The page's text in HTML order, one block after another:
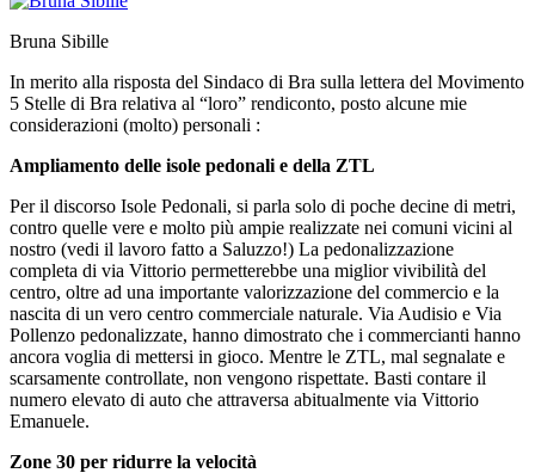
Bruna Sibille
In merito alla risposta del Sindaco di Bra sulla lettera del Movimento
5 Stelle di Bra relativa al “loro” rendiconto, posto alcune mie
considerazioni (molto) personali :
Ampliamento delle isole pedonali e della ZTL
Per il discorso Isole Pedonali, si parla solo di poche decine di metri,
contro quelle vere e molto più ampie realizzate nei comuni vicini al
nostro (vedi il lavoro fatto a Saluzzo!) La pedonalizzazione
completa di via Vittorio permetterebbe una miglior vivibilità del
centro, oltre ad una importante valorizzazione del commercio e la
nascita di un vero centro commerciale naturale. Via Audisio e Via
Pollenzo pedonalizzate, hanno dimostrato che i commercianti hanno
ancora voglia di mettersi in gioco. Mentre le ZTL, mal segnalate e
scarsamente controllate, non vengono rispettate. Basti contare il
numero elevato di auto che attraversa abitualmente via Vittorio
Emanuele.
Zone 30 per ridurre la velocità